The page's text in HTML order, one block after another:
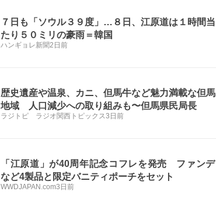
７日も「ソウル３９度」…８日、江原道は１時間当
たり５０ミリの豪雨＝韓国
ハンギョレ新聞2日前
歴史遺産や温泉、カニ、但馬牛など魅力満載な但馬
地域 人口減少への取り組みも〜但馬県民局長
ラジトピ ラジオ関西トピックス3日前
「江原道」が40周年記念コフレを発売 ファンデ
など4製品と限定バニティポーチをセット
WWDJAPAN.com3日前